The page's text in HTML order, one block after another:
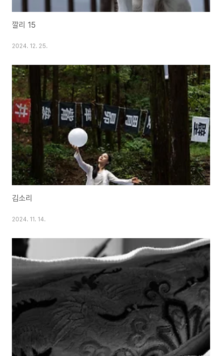
깔리 15
2024. 12. 25.
김소리
2024. 11. 14.